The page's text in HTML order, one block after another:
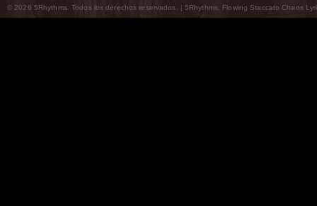
© 2026 5Rhythms. Todos los derechos reservados. | 5Rhythms, Flowing Staccato Chaos